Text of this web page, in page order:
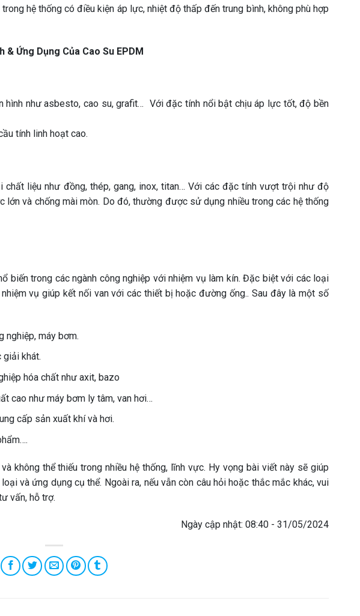
hệ thống có điều kiện áp lực, nhiệt độ thấp đến trung bình, không phù hợp
& Ứng Dụng Của Cao Su EPDM
hình như asbesto, cao su, grafit… Với đặc tính nổi bật chịu áp lực tốt, độ bền
tính linh hoạt cao.
liệu như đồng, thép, gang, inox, titan… Với các đặc tính vượt trội như độ
lớn và chống mài mòn. Do đó, thường được sử dụng nhiều trong các hệ thống
biến trong các ngành công nghiệp với nhiệm vụ làm kín. Đặc biệt với các loại
vụ giúp kết nối van với các thiết bị hoặc đường ống.. Sau đây là một số
nghiệp, máy bơm.
giải khát.
hóa chất như axit, bazo
cao như máy bơm ly tâm, van hơi…
cấp sản xuất khí và hơi.
không thể thiếu trong nhiều hệ thống, lĩnh vực. Hy vọng bài viết này sẽ giúp
và ứng dụng cụ thể. Ngoài ra, nếu vẫn còn câu hỏi hoặc thắc mắc khác, vui
vấn, hỗ trợ.
Ngày cập nhật: 08:40 - 31/05/2024